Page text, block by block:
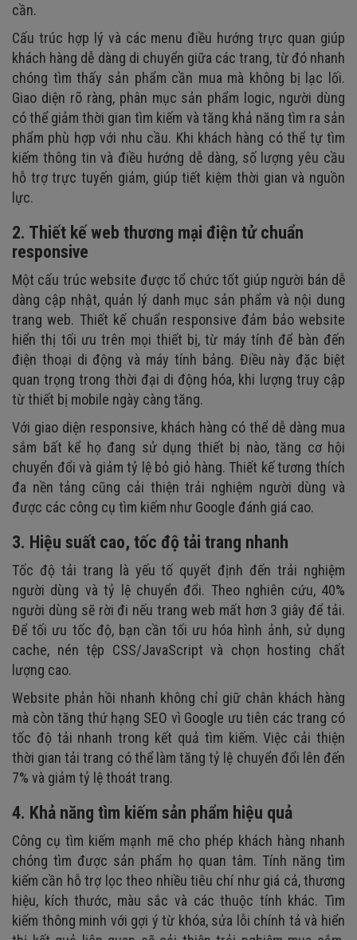
cần.
Cấu trúc hợp lý và các menu điều hướng trực quan giúp
khách hàng dễ dàng di chuyển giữa các trang, từ đó nhanh
chóng tìm thấy sản phẩm cần mua mà không bị lạc lối.
Giao diện rõ ràng, phân mục sản phẩm logic, người dùng
có thể giảm thời gian tìm kiếm và tăng khả năng tìm ra sản
phẩm phù hợp với nhu cầu. Khi khách hàng có thể tự tìm
kiếm thông tin và điều hướng dễ dàng, số lượng yêu cầu
hỗ trợ trực tuyến giảm, giúp tiết kiệm thời gian và nguồn
lực.
2. Thiết kế web thương mại điện tử chuẩn
responsive
Một cấu trúc website được tổ chức tốt giúp người bán dễ
dàng cập nhật, quản lý danh mục sản phẩm và nội dung
trang web. Thiết kế chuẩn responsive đảm bảo website
hiển thị tối ưu trên mọi thiết bị, từ máy tính để bàn đến
điện thoại di động và máy tính bảng. Điều này đặc biệt
quan trọng trong thời đại di động hóa, khi lượng truy cập
từ thiết bị mobile ngày càng tăng.
Với giao diện responsive, khách hàng có thể dễ dàng mua
sắm bất kể họ đang sử dụng thiết bị nào, tăng cơ hội
chuyển đổi và giảm tỷ lệ bỏ giỏ hàng. Thiết kế tương thích
đa nền tảng cũng cải thiện trải nghiệm người dùng và
được các công cụ tìm kiếm như Google đánh giá cao.
3. Hiệu suất cao, tốc độ tải trang nhanh
Tốc độ tải trang là yếu tố quyết định đến trải nghiệm
người dùng và tỷ lệ chuyển đổi. Theo nghiên cứu, 40%
người dùng sẽ rời đi nếu trang web mất hơn 3 giây để tải.
Để tối ưu tốc độ, bạn cần tối ưu hóa hình ảnh, sử dụng
cache, nén tệp CSS/JavaScript và chọn hosting chất
lượng cao.
Website phản hồi nhanh không chỉ giữ chân khách hàng
mà còn tăng thứ hạng SEO vì Google ưu tiên các trang có
tốc độ tải nhanh trong kết quả tìm kiếm. Việc cải thiện
thời gian tải trang có thể làm tăng tỷ lệ chuyển đổi lên đến
7% và giảm tỷ lệ thoát trang.
4. Khả năng tìm kiếm sản phẩm hiệu quả
Công cụ tìm kiếm mạnh mẽ cho phép khách hàng nhanh
chóng tìm được sản phẩm họ quan tâm. Tính năng tìm
kiếm cần hỗ trợ lọc theo nhiều tiêu chí như giá cả, thương
hiệu, kích thước, màu sắc và các thuộc tính khác. Tìm
kiếm thông minh với gợi ý từ khóa, sửa lỗi chính tả và hiển